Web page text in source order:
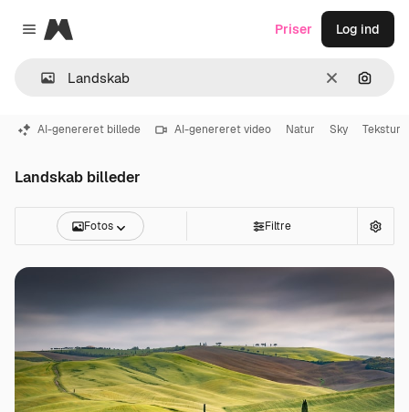
Close menu
Magnific
Klar Søg
Priser Log ind
AI-genereret billede AI-genereret video Natur Sky Tekstur
Landskab billeder
Fotos Filtre